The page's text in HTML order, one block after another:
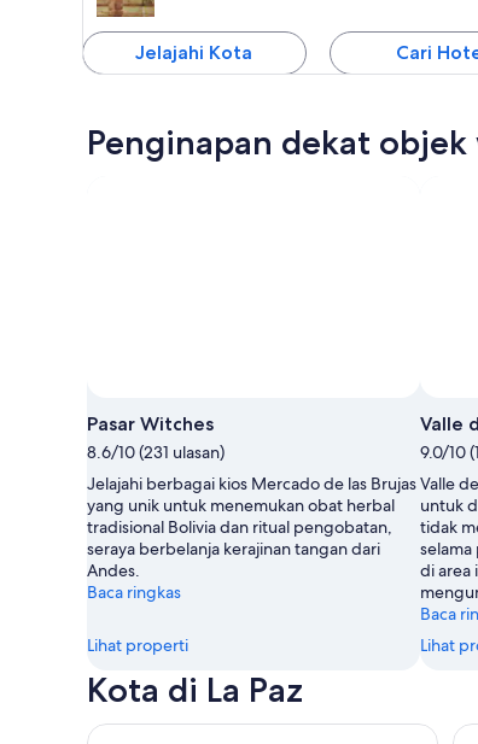
Jelajahi Kota Cari
Penginapan dekat
Pasar Witches
8.6/10 (231 ulasan)
Jelajahi berbagai kios Mercado de las Brujas
yang unik untuk menemukan obat herbal
tradisional Bolivia dan ritual pengobatan,
seraya berbelanja kerajinan tangan dari
Andes.
Baca ringkas
Lihat properti
Valle
9.0/10
Valle
untuk
tidak
selama
di area
Baca
Lihat
Kota di La Paz